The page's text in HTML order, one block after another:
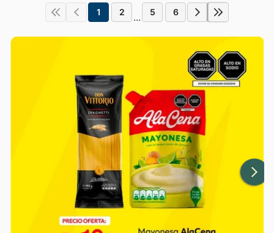
1 2 ... 5 6